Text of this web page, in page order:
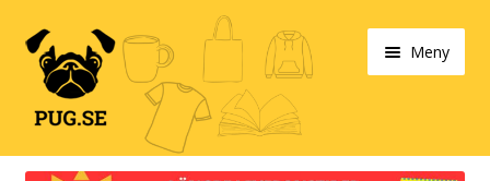
Hoppa
till
navigering
Hoppa
till
innehåll
Meny
Varukorg